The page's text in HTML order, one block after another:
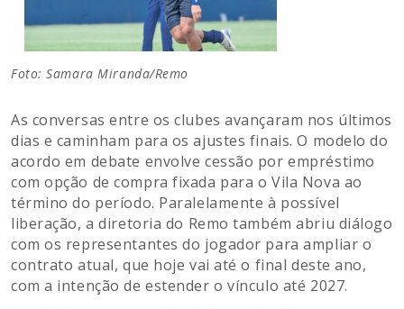
Foto: Samara Miranda/Remo
As conversas entre os clubes avançaram nos últimos
dias e caminham para os ajustes finais. O modelo do
acordo em debate envolve cessão por empréstimo
com opção de compra fixada para o Vila Nova ao
término do período. Paralelamente à possível
liberação, a diretoria do Remo também abriu diálogo
com os representantes do jogador para ampliar o
contrato atual, que hoje vai até o final deste ano,
com a intenção de estender o vínculo até 2027.